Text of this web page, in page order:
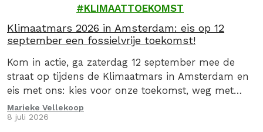
KLIMAATTOEKOMST
Klimaatmars 2026 in Amsterdam: eis op 12
september een fossielvrije toekomst!
Kom in actie, ga zaterdag 12 september mee de
straat op tijdens de Klimaatmars in Amsterdam en
eis met ons: kies voor onze toekomst, weg met
fossiel!
Marieke Vellekoop
8 juli 2026